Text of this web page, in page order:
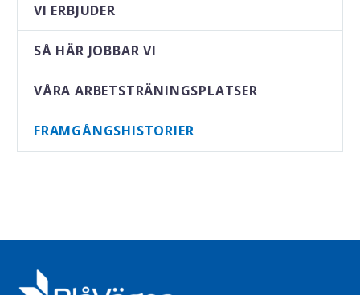
VI ERBJUDER
SÅ HÄR JOBBAR VI
VÅRA ARBETSTRÄNINGSPLATSER
FRAMGÅNGSHISTORIER